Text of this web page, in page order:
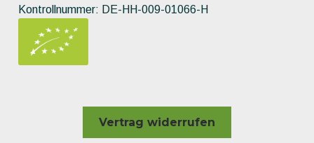
Kontrollnummer: DE-HH-009-01066-H
Vertrag widerrufen